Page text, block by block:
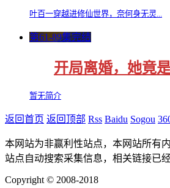
叶百一穿越进修仙世界，奈何身无灵...
第61-89集完结
开局离婚，她竟
暂无简介
返回首页 返回顶部 Rss Baidu Sogou
本网站为非赢利性站点，本网站所有
站点自动搜索采集信息，相关链接已
Copyright © 2008-2018